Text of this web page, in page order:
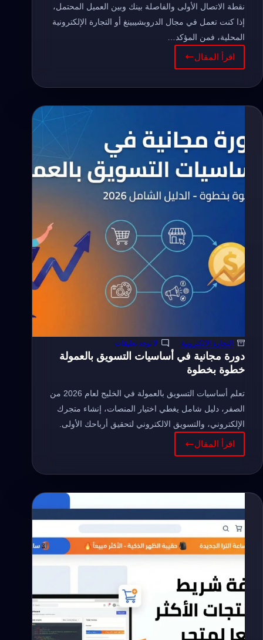
نقطة الاتصال الأولى والفاصلة بينك وبين العميل المحتمل،
إذا كنت تعمل في مجال الدروبشيبينغ أو التجارة الإلكترونية
المحلية، فمن المؤكد…
اقرأ المقال
إزالة
المنتجات
بالذكاء
الاصطناعي
(بدون
الدليل
الشامل
التجارة الالكترونية لا توجد تعليقات
دورة مجانية في أساسيات التسويق بالعمولة
خطوة بخطوة
تعلم أساسيات التسويق بالعمولة في الخليج لعام 2026 من
الصفر، دليل شامل يغطي اختيار المنصات، إنشاء متجرك
الإلكتروني، والتسويق الالكتروني لتحقيق أرباحك الأولى.
اقرأ المقال
دورة
التسويق
خطوة